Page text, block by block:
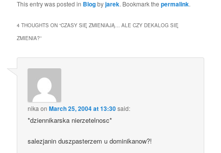
This entry was posted in Blogbyjarek. Bookmark thepermalink.
4 THOUGHTS ON “CZASY SIĘ ZMIENIAJĄ… ALE CZY DEKALOG SIĘ
ZMIENIA?”
nika onMarch 25, 2004 at 13:30said:
*dziennikarska nierzetelnosc*
salezjanin duszpasterzem u dominikanow?!